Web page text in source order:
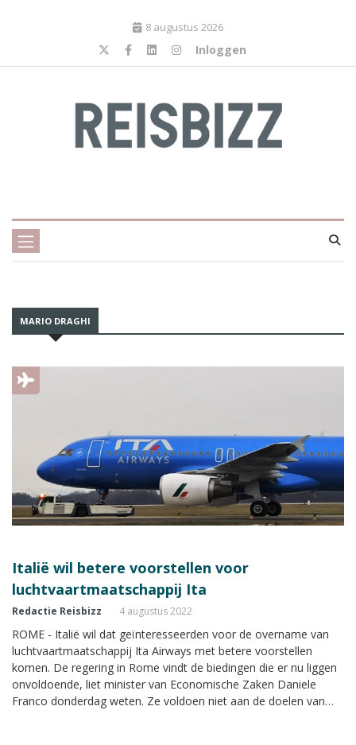
8 augustus 2026
Inloggen
MARIO DRAGHI
Italië wil betere voorstellen voor
luchtvaartmaatschappij Ita
Redactie Reisbizz 4 augustus 2022
ROME - Italië wil dat geïnteresseerden voor de overname van
luchtvaartmaatschappij Ita Airways met betere voorstellen
komen. De regering in Rome vindt de biedingen die er nu liggen
onvoldoende, liet minister van Economische Zaken Daniele
Franco donderdag weten. Ze voldoen niet aan de doelen van